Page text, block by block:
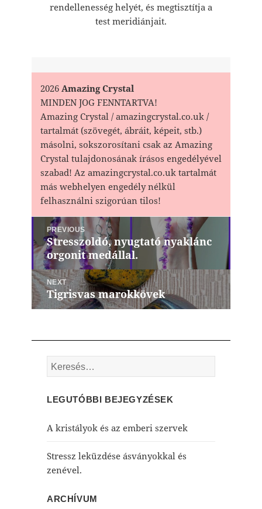
rendellenesség helyét, és megtisztítja a
test meridiánjait.
2026Amazing Crystal
MINDEN JOG FENNTARTVA!
Amazing Crystal / amazingcrystal.co.uk /
tartalmát (szövegét, ábráit, képeit, stb.)
másolni, sokszorosítani csak az Amazing
Crystal tulajdonosának írásos engedélyével
szabad! Az amazingcrystal.co.uk tartalmát
más webhelyen engedély nélkül
felhasználni szigorúan tilos!
Bejegyzés
navigáció
PREVIOUS
Previous
post:
Stresszoldó, nyugtató nyaklánc
orgonit medállal.
NEXT
Next
post:
Tigrisvas marokkövek
Keresés:
LEGUTÓBBI BEJEGYZÉSEK
A kristályok és az emberi szervek
Stressz leküzdése ásványokkal és
zenével.
ARCHÍVUM